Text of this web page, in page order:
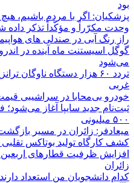
بود
پزشکیان: اگر با مردم باشیم،
وحدت مکرّراً و مؤکّداً تذکر داده
راز رنگ آبی در صندلی های
گوگل اسیستنت ماه آینده در
می‌شود
تردد ۶۰ هزار دستگاه ناوگان
‌غربی
خودرو بی‌محابا در سراشیبی
۵۰۰ میلیونی
میعادفر: زائران در مسیر
کشف کارگاه تولید بوتاکس تقلبی
افزایش ظرفیت قطارهای
زائران
کدام دانشجویان من استعداد